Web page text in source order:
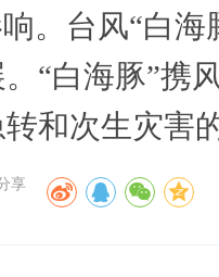
。台风“白
“白海豚”携
和次生灾害
享